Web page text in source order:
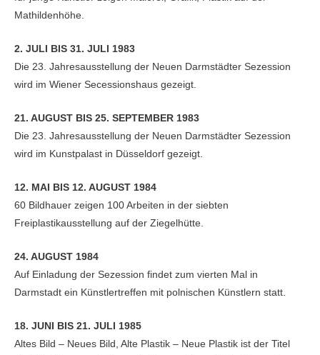
Mathildenhöhe.
2. JULI BIS 31. JULI 1983
Die 23. Jahresausstellung der Neuen Darmstädter Sezession
wird im Wiener Secessionshaus gezeigt.
21. AUGUST BIS 25. SEPTEMBER 1983
Die 23. Jahresausstellung der Neuen Darmstädter Sezession
wird im Kunstpalast in Düsseldorf gezeigt.
12. MAI BIS 12. AUGUST 1984
60 Bildhauer zeigen 100 Arbeiten in der siebten
Freiplastikausstellung auf der Ziegelhütte.
24. AUGUST 1984
Auf Einladung der Sezession findet zum vierten Mal in
Darmstadt ein Künstlertreffen mit polnischen Künstlern statt.
18. JUNI BIS 21. JULI 1985
Altes Bild – Neues Bild, Alte Plastik – Neue Plastik ist der Titel